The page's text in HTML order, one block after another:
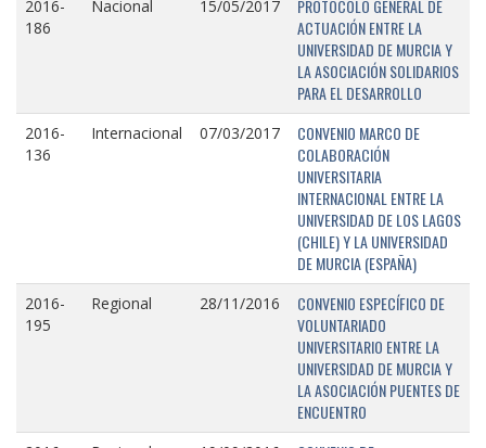
2016-
186
Nacional 15/05/2017
PROTOCOLO GENERAL DE
ACTUACIÓN ENTRE LA
UNIVERSIDAD DE MURCIA Y
LA ASOCIACIÓN SOLIDARIOS
PARA EL DESARROLLO
2016-
136
Internacional 07/03/2017
CONVENIO MARCO DE
COLABORACIÓN
UNIVERSITARIA
INTERNACIONAL ENTRE LA
UNIVERSIDAD DE LOS LAGOS
(CHILE) Y LA UNIVERSIDAD
DE MURCIA (ESPAÑA)
2016-
195
Regional 28/11/2016
CONVENIO ESPECÍFICO DE
VOLUNTARIADO
UNIVERSITARIO ENTRE LA
UNIVERSIDAD DE MURCIA Y
LA ASOCIACIÓN PUENTES DE
ENCUENTRO